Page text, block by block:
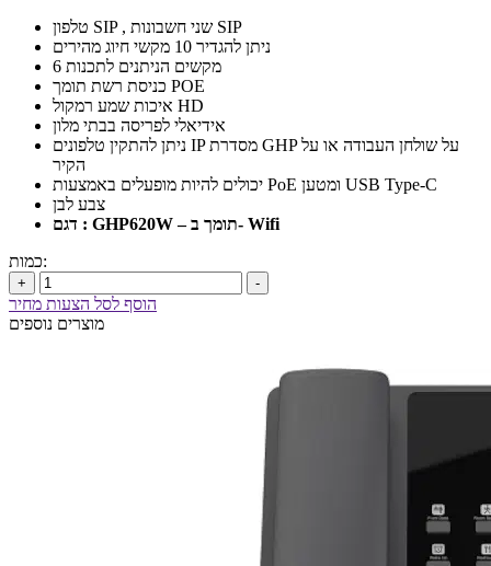
טלפון SIP , שני חשבונות SIP
ניתן להגדיר 10 מקשי חיוג מהירים
6 מקשים הניתנים לתכנות
כניסת רשת תומך POE
איכות שמע רמקול HD
אידיאלי לפריסה בבתי מלון
ניתן להתקין טלפונים IP מסדרת GHP על שולחן העבודה או על
הקיר
יכולים להיות מופעלים באמצעות PoE ומטען USB Type-C
צבע לבן
דגם : GHP620W – תומך ב- Wifi
כמות:
+ -
הוסף לסל הצעות מחיר
מוצרים נוספים